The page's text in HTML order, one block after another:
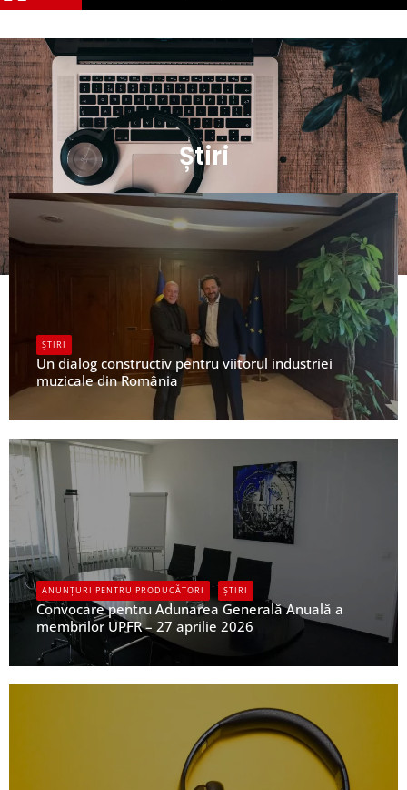
Știri
ȘTIRI
Un dialog constructiv pentru viitorul industriei
muzicale din România
ANUNȚURI PENTRU PRODUCĂTORI ȘTIRI
Convocare pentru Adunarea Generală Anuală a
membrilor UPFR – 27 aprilie 2026
UPFR